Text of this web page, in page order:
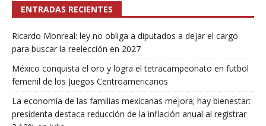
ENTRADAS RECIENTES
Ricardo Monreal: ley no obliga a diputados a dejar el cargo
para buscar la reelección en 2027
México conquista el oro y logra el tetracampeonato en futbol
femenil de los Juegos Centroamericanos
La economía de las familias mexicanas mejora; hay bienestar:
presidenta destaca reducción de la inflación anual al registrar